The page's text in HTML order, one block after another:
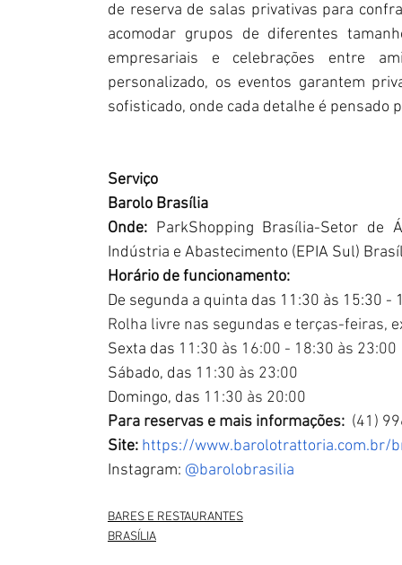
de reserva de salas privativas para
acomodar grupos de diferentes
empresariais e celebrações entre
personalizado, os eventos garantem
sofisticado, onde cada detalhe é pensado
Serviço
Barolo Brasília
Onde: ParkShopping Brasília-Setor de
Indústria e Abastecimento (EPIA Sul)
Horário de funcionamento:
De segunda a quinta das 11:30 às 15:30 -
Rolha livre nas segundas e terças-feiras,
Sexta das 11:30 às 16:00 - 18:30 às 23:00
Sábado, das 11:30 às 23:00
Domingo, das 11:30 às 20:00
Para reservas e mais informações: (41)
Site: https://www.barolotrattoria.com.br/
Instagram: @barolobrasilia
BARES E RESTAURANTES
BRASÍLIA